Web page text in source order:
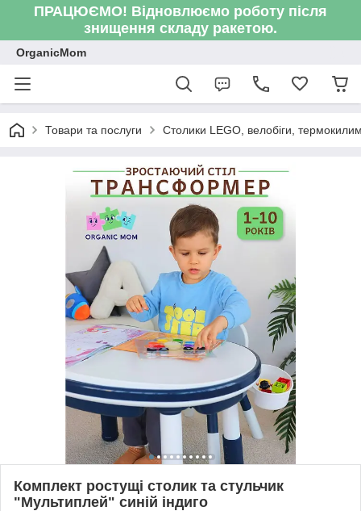
ПРАЦЮЄМО! Відновлюємо роботу після
знищення складу ракетою.
OrganicMom
Товари та послуги Столики LEGO, велобіги,
Комплект ростущі столик та стульчик
"Мультиплей" синій індиго